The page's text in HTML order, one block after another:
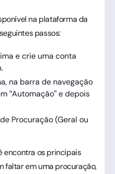
na plataforma da
passos:
e crie uma conta
na barra de navegação
“Automação” e depois
Procuração (Geral ou
encontra os principais
faltar em uma procuração,